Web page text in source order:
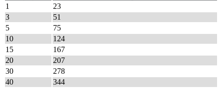
1
23
3
51
5
75
10
124
15
167
20
207
30
278
40
344